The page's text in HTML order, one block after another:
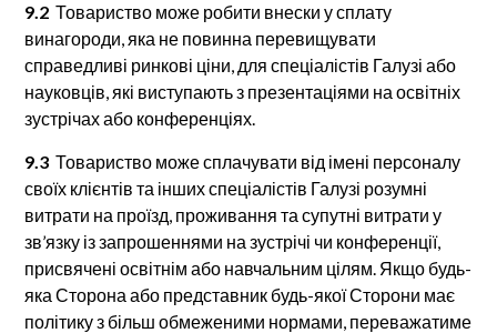
9.2 Товариство може робити внески у сплату
винагороди, яка не повинна перевищувати
справедливі ринкові ціни, для спеціалістів Галузі або
науковців, які виступають з презентаціями на освітніх
зустрічах або конференціях.
9.3 Товариство може сплачувати від імені персоналу
своїх клієнтів та інших спеціалістів Галузі розумні
витрати на проїзд, проживання та супутні витрати у
зв’язку із запрошеннями на зустрічі чи конференції,
присвячені освітнім або навчальним цілям. Якщо будь-
яка Сторона або представник будь-якої Сторони має
політику з більш обмеженими нормами, переважатиме